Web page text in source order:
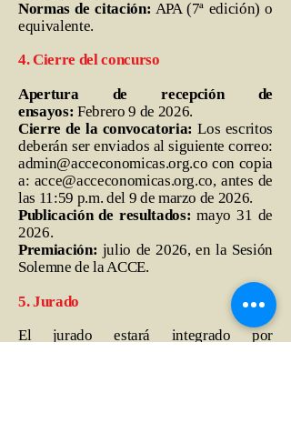
Normas de citación: APA (7ª edición) o
equivalente.
4. Cierre del concurso
Apertura de recepción de
ensayos: Febrero 9 de 2026.
Cierre de la convocatoria: Los escritos
deberán ser enviados al siguiente correo:
admin@acceconomicas.org.co con copia
a: acce@acceconomicas.org.co, antes de
las 11:59 p.m. del 9 de marzo de 2026.
Publicación de resultados: mayo 31 de
2026.
Premiación: julio de 2026, en la Sesión
Solemne de la ACCE.
5. Jurado
El jurado estará integrado por